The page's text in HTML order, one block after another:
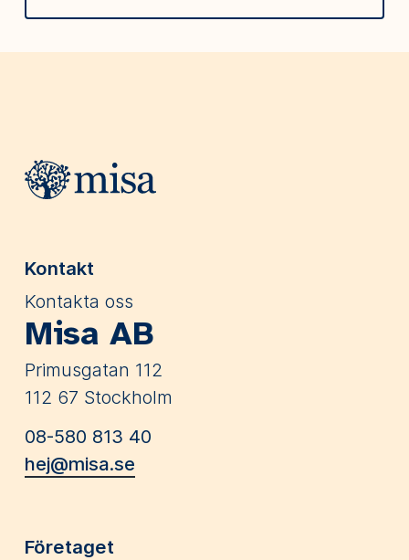
Webbplatsens sidfot
Kontakt
Kontakta oss
Misa AB
Primusgatan 112
112 67 Stockholm
08-580 813 40
hej@misa.se
Företaget